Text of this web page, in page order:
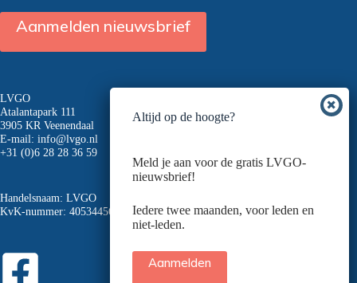
Aanmelden nieuwsbrief
LVGO
Atalantapark 111
3905 KR Veenendaal
E-mail: info@lvgo.nl
+31 (0)6 28 28 36 59
Handelsnaam: LVGO
KvK-nummer: 40534456
Altijd op de hoogte?
Meld je aan voor de gratis LVGO-
nieuwsbrief!
Iedere twee maanden, voor leden en
niet-leden.
Aanmelden